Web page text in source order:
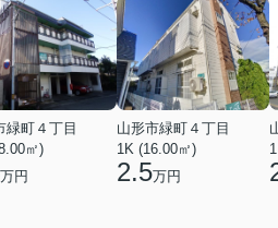
緑町４丁目
㎡)
万円
山形市緑町４丁目
1K (16.00㎡)
2.5万円